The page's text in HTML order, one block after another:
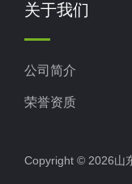
关于我们
公司简介
荣誉资质
Copyright © 2026山